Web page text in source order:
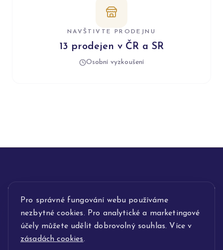
Pro správné fungování webu používáme
nezbytné cookies. Pro analytické a marketingové
účely můžete udělit dobrovolný souhlas. Více v
zásadách cookies.
NAVŠTIVTE PRODEJNU
13 prodejen v ČR a SR
Osobní vyzkoušení
INFORMACE
POPIS SLUŽEB